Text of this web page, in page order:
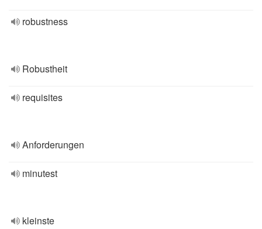
robustness
Robustheit
requisites
Anforderungen
minutest
kleinste